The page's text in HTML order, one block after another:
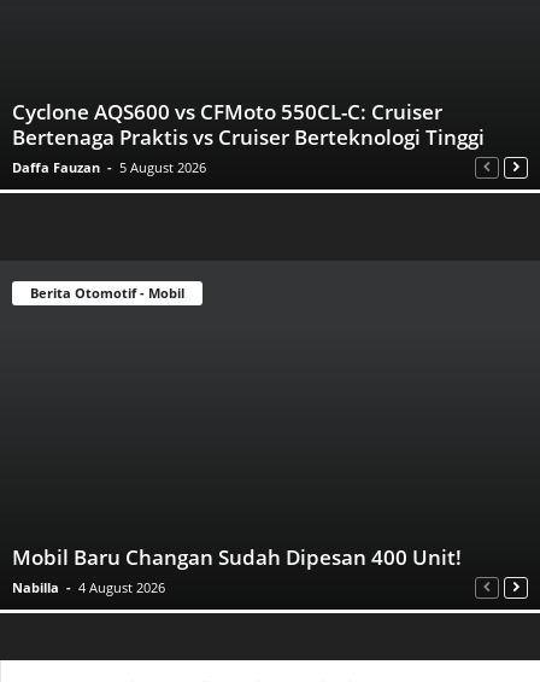
Cyclone AQS600 vs CFMoto 550CL-C: Cruiser
Bertenaga Praktis vs Cruiser Berteknologi Tinggi
Daffa Fauzan - 5 August 2026
Berita Otomotif - Mobil
Mobil Baru Changan Sudah Dipesan 400 Unit!
Nabilla - 4 August 2026